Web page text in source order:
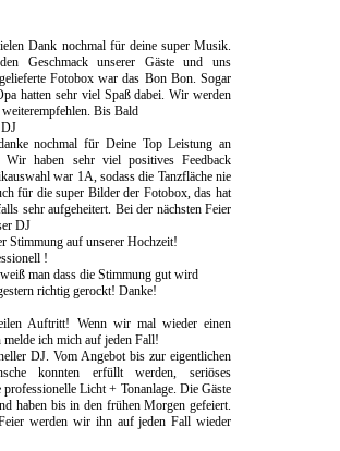
Dank nochmal für deine super Musik.
Geschmack unserer Gäste und uns
Fotobox war das Bon Bon. Sogar
hatten sehr viel Spaß dabei. Wir werden
Bis Bald
nochmal für Deine Top Leistung an
Wir haben sehr viel positives Feedback
war 1A, sodass die Tanzfläche nie
für die super Bilder der Fotobox, das hat
sehr aufgeheitert. Bei der nächsten Feier
DJ
Stimmung auf unserer Hochzeit!
!
man dass die Stimmung gut wird
richtig gerockt! Danke!
Auftritt! Wenn wir mal wieder einen
melde ich mich auf jeden Fall!
DJ. Vom Angebot bis zur eigentlichen
konnten erfüllt werden, seriöses
Licht + Tonanlage. Die Gäste
haben bis in den frühen Morgen gefeiert.
werden wir ihn auf jeden Fall wieder